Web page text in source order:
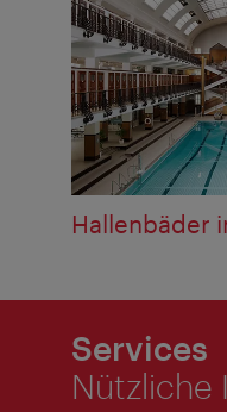
Hallenbäder
Services
Nützliche